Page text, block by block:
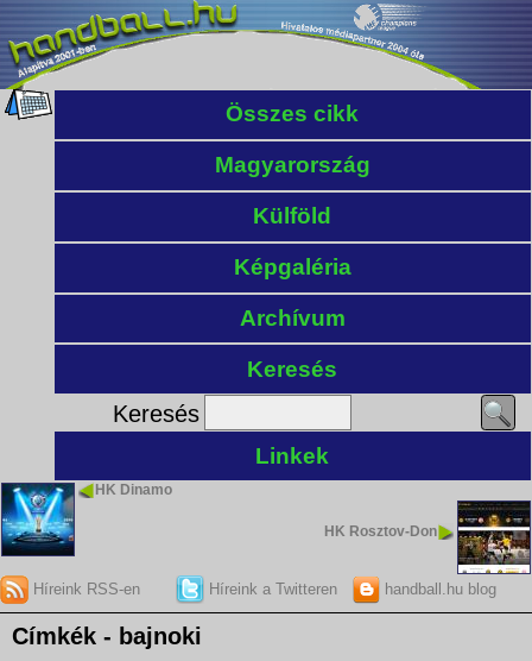
Összes cikk
Magyarország
Külföld
Képgaléria
Archívum
Keresés
Keresés
Linkek
HK Dinamo
HK Rosztov-Don
Híreink RSS-en Híreink a Twitteren handball.hu blog
Címkék - bajnoki